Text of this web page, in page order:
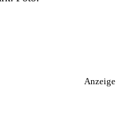
Anzeige